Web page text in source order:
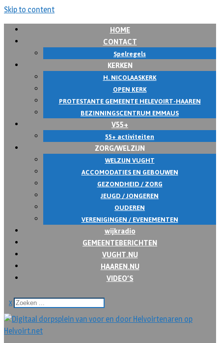
Skip to content
HOME
CONTACT
Spelregels
KERKEN
H. NICOLAASKERK
OPEN KERK
PROTESTANTE GEMEENTE HELEVOIRT-HAAREN
BEZINNINGSCENTRUM EMMAUS
V55+
55+ activiteiten
ZORG/WELZIJN
WELZIJN VUGHT
ACCOMODATIES EN GEBOUWEN
GEZONDHEID / ZORG
JEUGD / JONGEREN
OUDEREN
VERENIGINGEN / EVENEMENTEN
wijkradio
GEMEENTEBERICHTEN
VUGHT.NU
HAAREN.NU
VIDEO’S
x